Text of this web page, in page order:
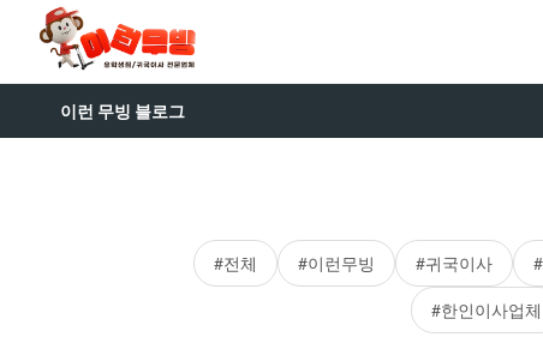
이런 무빙 블로그
#전체 #이런무빙 #귀국이사
#한인이사업체